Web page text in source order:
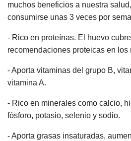
muchos beneficios a nuestra
consumirse unas 3 veces por
- Rico en proteínas. El huevo
recomendaciones proteicas en los
- Aporta vitaminas del grupo B,
vitamina A.
- Rico en minerales como calcio,
fósforo, potasio, selenio y sodio.
- Aporta grasas insaturadas,